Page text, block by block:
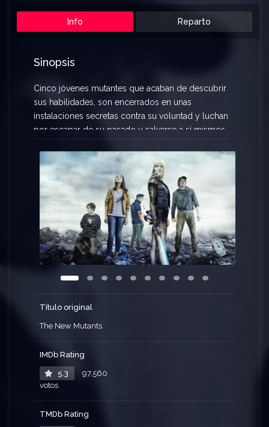
Info Reparto
Sinopsis
Cinco jóvenes mutantes que acaban de descubrir
sus habilidades, son encerrados en unas
instalaciones secretas contra su voluntad y luchan
por escapar de su pasado y salvarse a sí mismos .
Título original
The New Mutants
IMDb Rating
5.3
97,560
votos
TMDb Rating